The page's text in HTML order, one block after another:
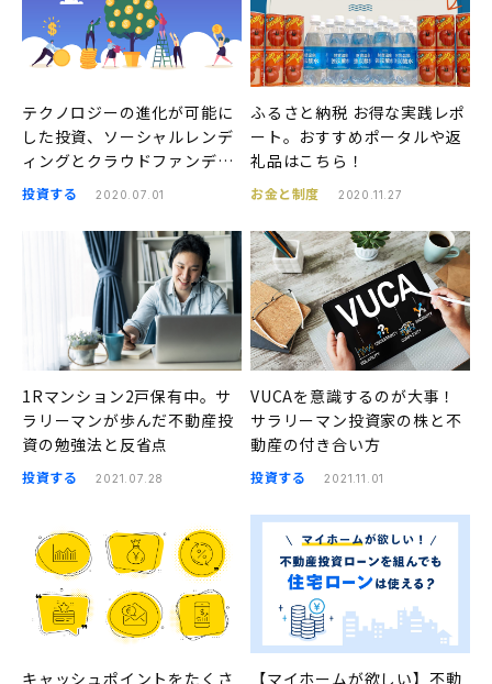
テクノロジーの進化が可能に
した投資、ソーシャルレンデ
ィングとクラウドファンディ
ングの違いとは
投資する 2020.07.01
ふるさと納税 お得な実践レポ
ート。おすすめポータルや返
礼品はこちら！
お金と制度 2020.11.27
1Rマンション2戸保有中。サ
ラリーマンが歩んだ不動産投
資の勉強法と反省点
投資する 2021.07.28
VUCAを意識するのが大事！
サラリーマン投資家の株と不
動産の付き合い方
投資する 2021.11.01
キャッシュポイントをたくさ 【マイホームが欲しい】不動